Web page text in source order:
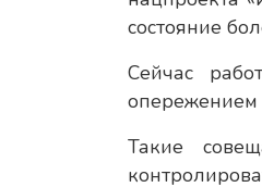
состояние
Сейчас
опережением
Такие